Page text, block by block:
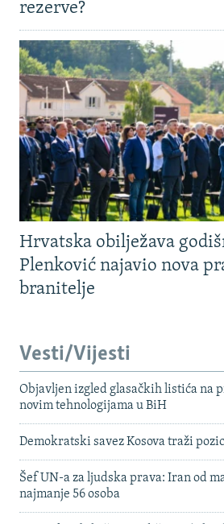
rezerve?
Hrvatska obilježava
Plenković najavio nova
branitelje
Vesti/Vijesti
Objavljen izgled glasačkih listića na
novim tehnologijama u BiH
Demokratski savez Kosova traži
Šef UN-a za ljudska prava: Iran od
najmanje 56 osoba